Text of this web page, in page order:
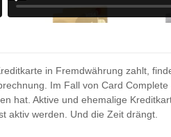
in Fremdwährung zahlt,
Im Fall von Card
hat. Aktive und ehemalige
aktiv werden. Und die Zeit drängt.